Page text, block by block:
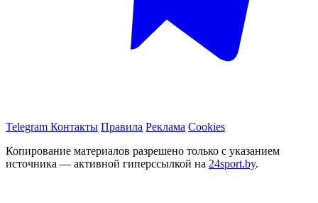
Telegram Контакты Правила Реклама Cookies
Копирование материалов разрешено только с указанием
источника — активной гиперссылкой на 24sport.by.